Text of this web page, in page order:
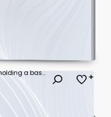
Detailed engraving of a farmer holding a basket of produce, showcasing rustic agricultural heritage in a timeless vector style